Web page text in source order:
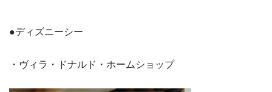
●ディズニーシー
・ヴィラ・ドナルド・ホームショップ